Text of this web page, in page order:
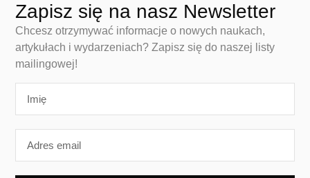
Zapisz się na nasz Newsletter
Chcesz otrzymywać informacje o nowych naukach,
artykułach i wydarzeniach? Zapisz się do naszej listy
mailingowej!